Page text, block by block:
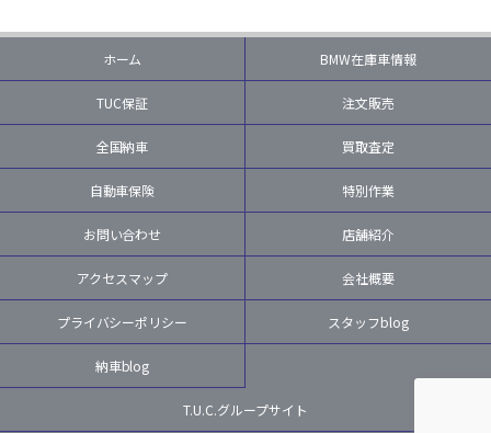
ホーム BMW在庫車情報
TUC保証 注文販売
全国納車 買取査定
自動車保険 特別作業
お問い合わせ 店舗紹介
アクセスマップ 会社概要
プライバシーポリシー スタッフblog
納車blog
T.U.C.グループサイト